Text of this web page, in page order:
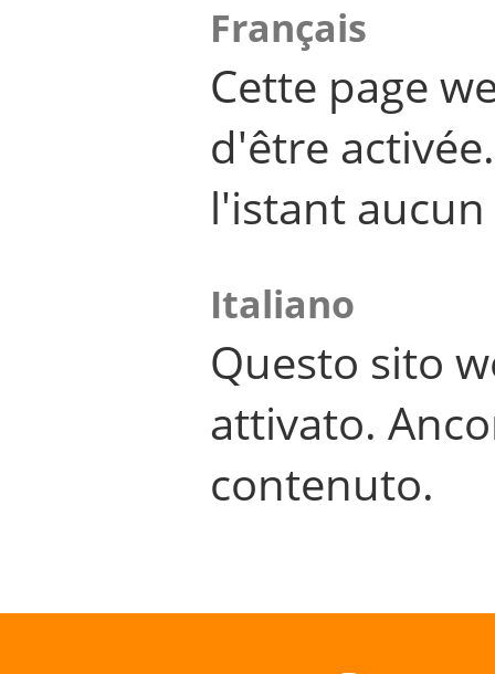
Français
Cette page
d'être
l'istant
Italiano
Questo sito
attivato.
contenuto.